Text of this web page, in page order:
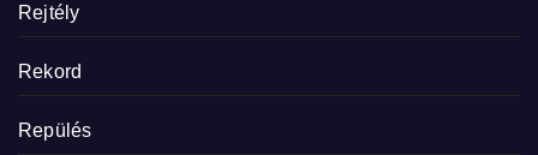
Rejtély
Rekord
Repülés